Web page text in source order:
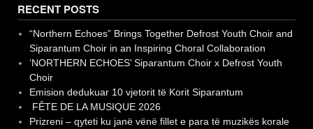
RECENT POSTS
“Northern Echoes” Brings Together Defrost Youth Choir and
Siparantum Choir in an Inspiring Choral Collaboration
‘NORTHERN ECHOES’ Siparantum Choir x Defrost Youth
Choir
Emision dedukuar 10 vjetorit të Korit Siparantum
FÊTE DE LA MUSIQUE 2026
Prizreni – qyteti ku janë vënë fillet e para të muzikës korale